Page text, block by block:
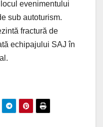
evenimentului
sub autoturism.
fractură de
echipajului SAJ în